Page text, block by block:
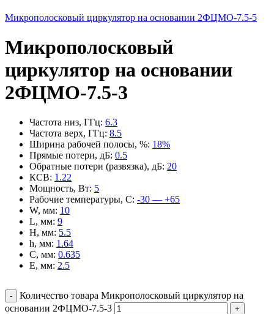
Микрополосковый циркулятор на основании 2ФЦМО-7.5-5
Микрополосковый
циркулятор на основании
2ФЦМО-7.5-3
Частота низ, ГГц: 6.3
Частота верх, ГГц: 8.5
Ширина рабочей полосы, %: 18%
Прямые потери, дБ: 0.5
Обратные потери (развязка), дБ: 20
КСВ: 1.22
Мощность, Вт: 5
Рабочие температуры, С: -30 — +65
W, мм: 10
L, мм: 9
H, мм: 5.5
h, мм: 1.64
C, мм: 0.635
E, мм: 2.5
Количество товара Микрополосковый циркулятор на
основании 2ФЦМО-7.5-3